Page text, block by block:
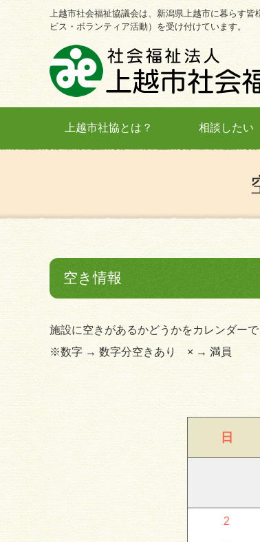
上越市社会福祉協議会は、新潟県上越市に暮らす
ビス・ボランティア活動）を受け付けています。
上越市社協とは？ 相談したい
空き情報
施設に空きがあるかどうかをカレンダーで
※数字 → 数字分空きあり × → 満員
日
2